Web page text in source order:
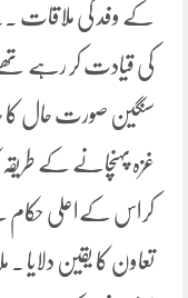
کے وفد کی ملاقات ۔۔
کی قیادت کر رہے
سنگین صورت حال کا
غزہ پہنچانے کے
کراس کےاعلی حکام
تعاون کا یقین دلایا